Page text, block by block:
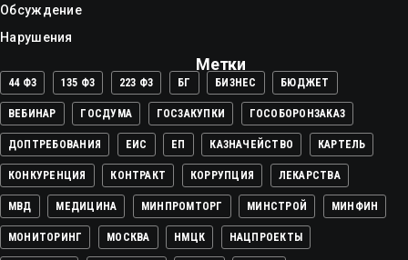
Обсуждение
Нарушения
Метки
44 ФЗ 135 ФЗ 223 ФЗ БГ БИЗНЕС БЮДЖЕТ
ВЕБИНАР ГОСДУМА ГОСЗАКУПКИ ГОСОБОРОНЗАКАЗ
ДОПТРЕБОВАНИЯ ЕИС ЕП КАЗНАЧЕЙСТВО КАРТЕЛЬ
КОНКУРЕНЦИЯ КОНТРАКТ КОРРУПЦИЯ ЛЕКАРСТВА
МВД МЕДИЦИНА МИНПРОМТОРГ МИНСТРОЙ МИНФИН
МОНИТОРИНГ МОСКВА НМЦК НАЦПРОЕКТЫ